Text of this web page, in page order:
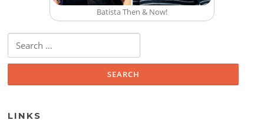
Batista Then & Now!
Search for:
LINKS